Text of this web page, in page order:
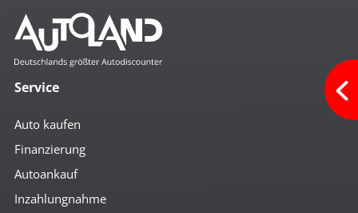
Service
Auto kaufen
Finanzierung
Autoankauf
Inzahlungnahme